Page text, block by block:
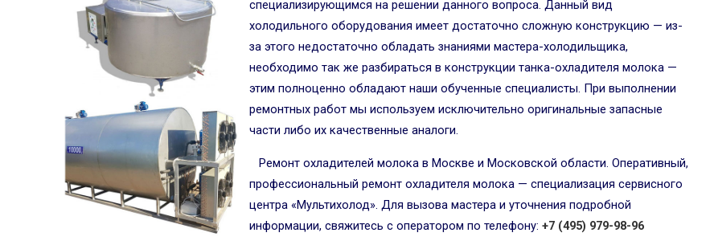
специализирующимся на решении данного вопроса. Данный вид
холодильного оборудования имеет достаточно сложную конструкцию — из-
за этого недостаточно обладать знаниями мастера-холодильщика,
необходимо так же разбираться в конструкции танка-охладителя молока —
этим полноценно обладают наши обученные специалисты. При выполнении
ремонтных работ мы используем исключительно оригинальные запасные
части либо их качественные аналоги.
Ремонт охладителей молока в Москве и Московской области. Оперативный,
профессиональный ремонт охладителя молока — специализация сервисного
центра «Мультихолод». Для вызова мастера и уточнения подробной
информации, свяжитесь с оператором по телефону: +7 (495) 979-98-96